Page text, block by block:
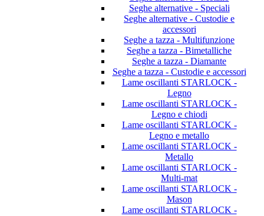
Seghe alternative - Speciali
Seghe alternative - Custodie e
accessori
Seghe a tazza - Multifunzione
Seghe a tazza - Bimetalliche
Seghe a tazza - Diamante
Seghe a tazza - Custodie e accessori
Lame oscillanti STARLOCK -
Legno
Lame oscillanti STARLOCK -
Legno e chiodi
Lame oscillanti STARLOCK -
Legno e metallo
Lame oscillanti STARLOCK -
Metallo
Lame oscillanti STARLOCK -
Multi-mat
Lame oscillanti STARLOCK -
Mason
Lame oscillanti STARLOCK -